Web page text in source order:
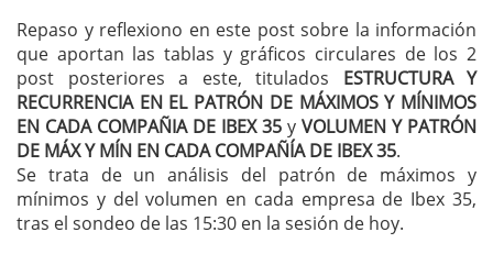
Repaso y reflexiono en este post sobre la información
que aportan las tablas y gráficos circulares de los 2
post posteriores a este, titulados ESTRUCTURA Y
RECURRENCIA EN EL PATRÓN DE MÁXIMOS Y MÍNIMOS
EN CADA COMPAÑIA DE IBEX 35 y VOLUMEN Y PATRÓN
DE MÁX Y MÍN EN CADA COMPAÑÍA DE IBEX 35.
Se trata de un análisis del patrón de máximos y
mínimos y del volumen en cada empresa de Ibex 35,
tras el sondeo de las 15:30 en la sesión de hoy.